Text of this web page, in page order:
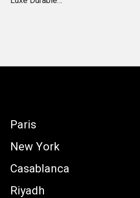
Paris
New York
Casablanca
Riyadh